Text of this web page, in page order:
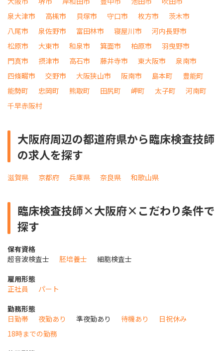
泉大津市
高槻市 貝塚市 守口市 枚方市
茨木市
八尾市
泉佐野市 富田林市 寝屋川市
河内長野市
松原市
大東市 和泉市 箕面市 柏原市
羽曳野市
門真市
摂津市 高石市 藤井寺市 東大阪市
泉南市
四條畷市
交野市 大阪狭山市 阪南市 島本町
豊能町
能勢町
忠岡町 熊取町 田尻町 岬町 太子町
河南町
千早赤阪村
大阪府周辺の都道府県から臨床検査技師
の求人を探す
滋賀県 京都府 兵庫県 奈良県 和歌山県
臨床検査技師×大阪府×こだわり条件で
探す
保有資格
超音波検査士
胚培養士
細胞検査士
雇用形態
正社員
パート
勤務形態
日勤帯
夜勤あり 準夜勤あり 待機あり
日祝休み
18時までの勤務